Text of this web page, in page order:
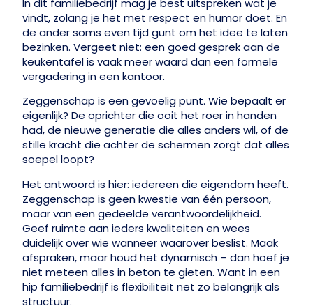
In dit familiebedrijf mag je best uitspreken wat je
vindt, zolang je het met respect en humor doet. En
de ander soms even tijd gunt om het idee te laten
bezinken. Vergeet niet: een goed gesprek aan de
keukentafel is vaak meer waard dan een formele
vergadering in een kantoor.
Zeggenschap is een gevoelig punt. Wie bepaalt er
eigenlijk? De oprichter die ooit het roer in handen
had, de nieuwe generatie die alles anders wil, of de
stille kracht die achter de schermen zorgt dat alles
soepel loopt?
Het antwoord is hier: iedereen die eigendom heeft.
Zeggenschap is geen kwestie van één persoon,
maar van een gedeelde verantwoordelijkheid.
Geef ruimte aan ieders kwaliteiten en wees
duidelijk over wie wanneer waarover beslist. Maak
afspraken, maar houd het dynamisch – dan hoef je
niet meteen alles in beton te gieten. Want in een
hip familiebedrijf is flexibiliteit net zo belangrijk als
structuur.